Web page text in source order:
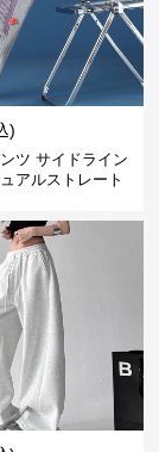
)
ツ サイドライン
アルストレート